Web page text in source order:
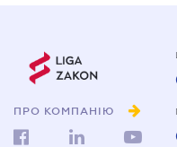
ПРО КОМПАНІЮ